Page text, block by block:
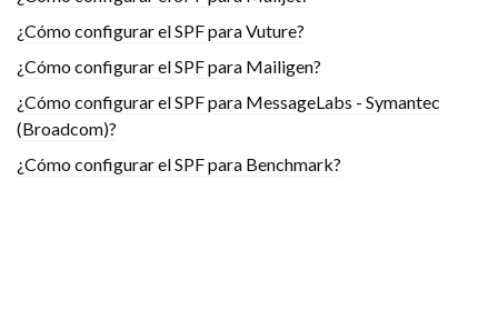
¿Cómo configurar el SPF para Vuture?
¿Cómo configurar el SPF para Mailigen?
¿Cómo configurar el SPF para MessageLabs - Symantec
(Broadcom)?
¿Cómo configurar el SPF para Benchmark?